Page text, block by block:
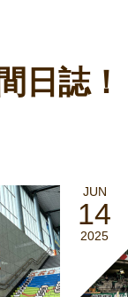
日誌！
JUN
14
2025